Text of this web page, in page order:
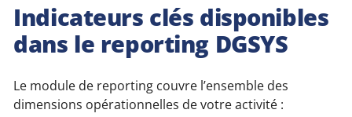
Indicateurs clés disponibles
dans le reporting DGSYS
Le module de reporting couvre l’ensemble des
dimensions opérationnelles de votre activité :